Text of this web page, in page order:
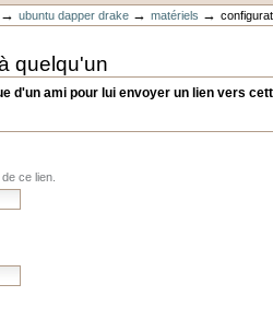
→ubuntu dapper drake →matériels →
quelqu'un
d'un ami pour lui envoyer un lien vers
ce lien.